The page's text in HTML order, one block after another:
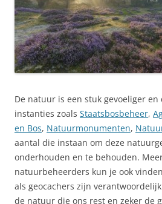
De natuur is een stuk gevoeliger
instanties zoals Staatsbosbeheer,
en Bos, Natuurmonumenten,
aantal die instaan om deze
onderhouden en te behouden.
natuurbeheerders kun je ook
als geocachers zijn
de natuur die ons rest en zeker de